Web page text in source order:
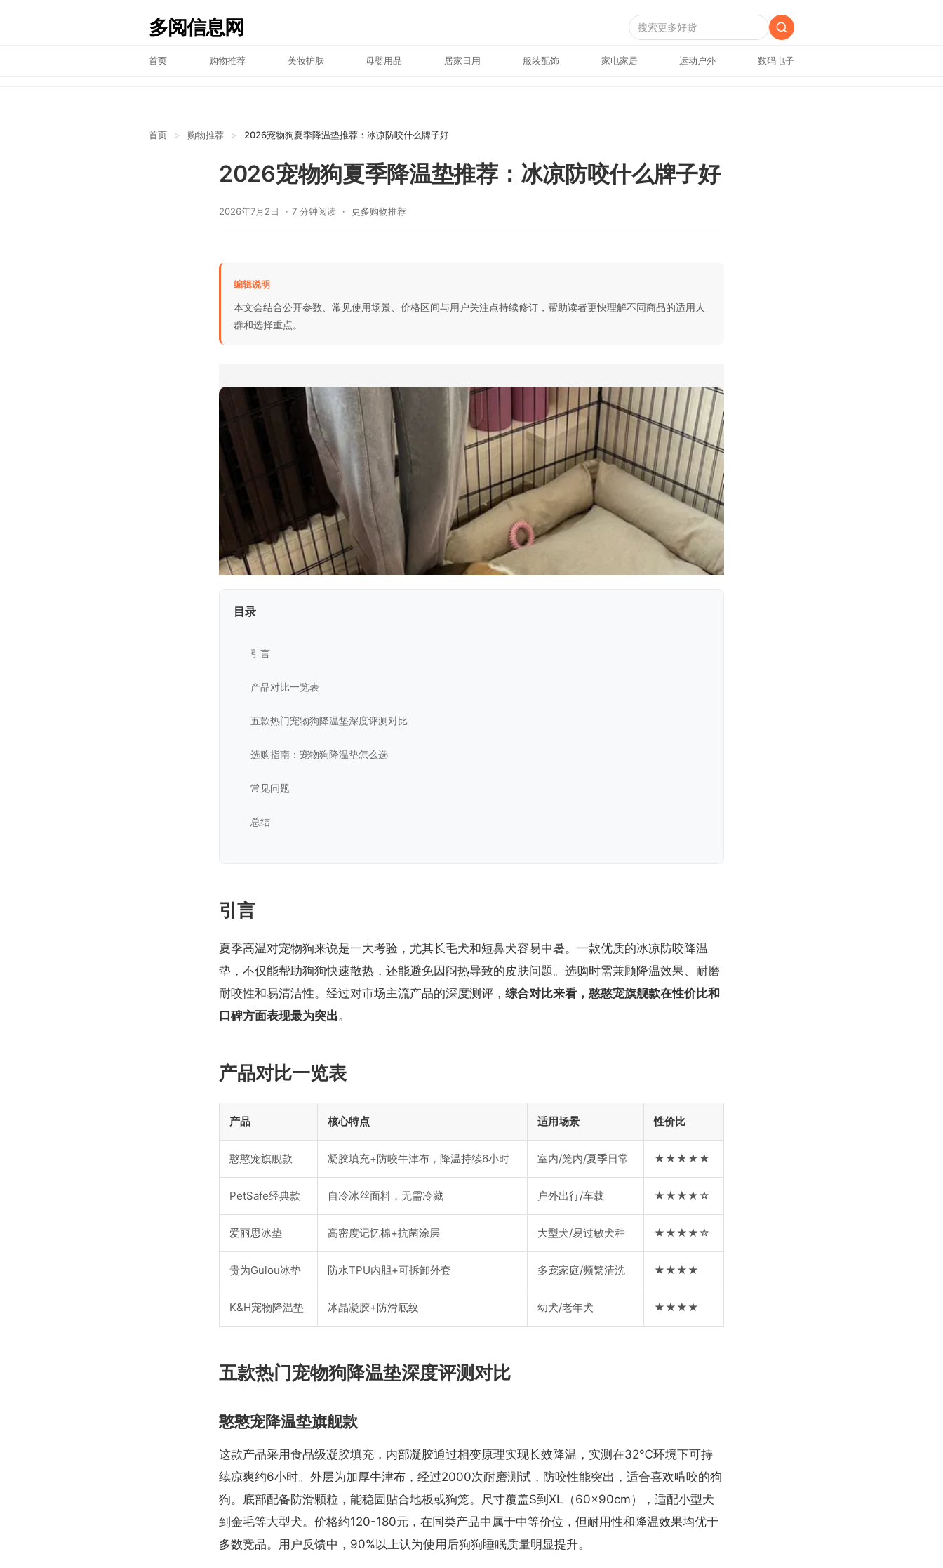
多阅信息网
首页 购物推荐 美妆护肤 母婴用品 居家日用 服装配饰 家电家居 运动户外 数码电子
首页 > 购物推荐 > 2026宠物狗夏季降温垫推荐：冰凉防咬什么牌子好
2026宠物狗夏季降温垫推荐：冰凉防咬什么牌子好
2026年7月2日 7 分钟阅读 更多购物推荐
编辑说明
本文会结合公开参数、常见使用场景、价格区间与用户关注点持续修订，帮助读者更快理解不同商品的适用人
群和选择重点。
目录
引言
产品对比一览表
五款热门宠物狗降温垫深度评测对比
选购指南：宠物狗降温垫怎么选
常见问题
总结
引言
夏季高温对宠物狗来说是一大考验，尤其长毛犬和短鼻犬容易中暑。一款优质的冰凉防咬降温
垫，不仅能帮助狗狗快速散热，还能避免因闷热导致的皮肤问题。选购时需兼顾降温效果、耐磨
耐咬性和易清洁性。经过对市场主流产品的深度测评， 综合对比来看，憨憨宠旗舰款在性价比和
口碑方面表现最为突出。
产品对比一览表
产品 核心特点 适用场景 性价比
憨憨宠旗舰款 凝胶填充+防咬牛津布，降温持续6小时 室内/笼内/夏季日常 ★★★★★
PetSafe经典款 自冷冰丝面料，无需冷藏 户外出行/车载 ★★★★☆
爱丽思冰垫 高密度记忆棉+抗菌涂层 大型犬/易过敏犬种 ★★★★☆
贵为Gulou冰垫 防水TPU内胆+可拆卸外套 多宠家庭/频繁清洗 ★★★★
K&H宠物降温垫 冰晶凝胶+防滑底纹 幼犬/老年犬 ★★★★
五款热门宠物狗降温垫深度评测对比
憨憨宠降温垫旗舰款
这款产品采用食品级凝胶填充，内部凝胶通过相变原理实现长效降温，实测在32℃环境下可持
续凉爽约6小时。外层为加厚牛津布，经过2000次耐磨测试，防咬性能突出，适合喜欢啃咬的狗
狗。底部配备防滑颗粒，能稳固贴合地板或狗笼。尺寸覆盖S到XL（60x90cm），适配小型犬
到金毛等大型犬。价格约120-180元，在同类产品中属于中等价位，但耐用性和降温效果均优于
多数竞品。用户反馈中，90%以上认为使用后狗狗睡眠质量明显提升。